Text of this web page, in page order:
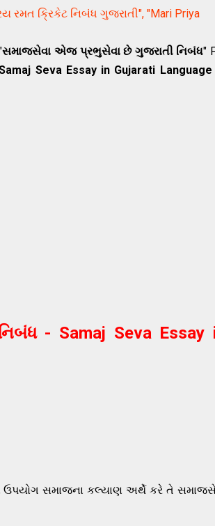
રમત ક્રિકેટ નિબંધ ગુજરાતી", "Mari Priya
સમાજસેવા એજ પ્રભુસેવા છે ગુજરાતી નિબંધ"
Seva Essay in Gujarati Language
- Samaj Seva Essay
ઉપયોગ સમાજના કલ્યાણ અર્થે કરે તે